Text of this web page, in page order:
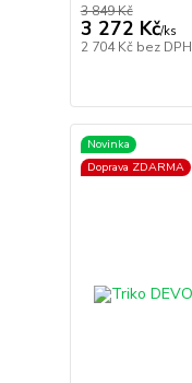
3 849 Kč
3 272 Kč/ks
2 704 Kč bez DPH
Novinka
Doprava ZDARMA